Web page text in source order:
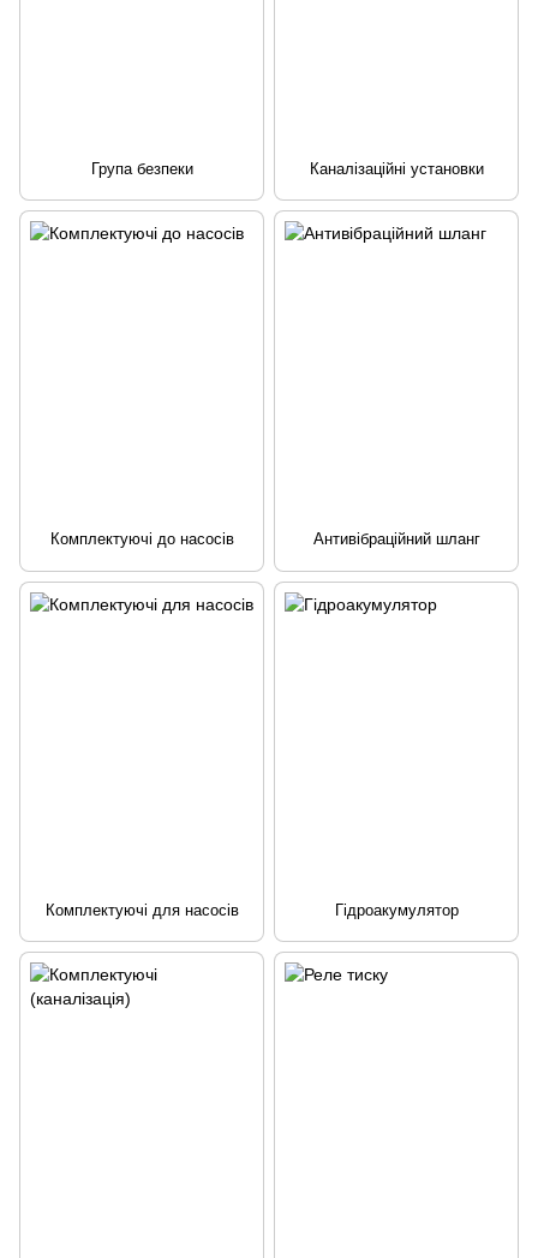
Група безпеки Каналізаційні установки
Комплектуючі до насосів Антивібраційний шланг
Комплектуючі для насосів Гідроакумулятор